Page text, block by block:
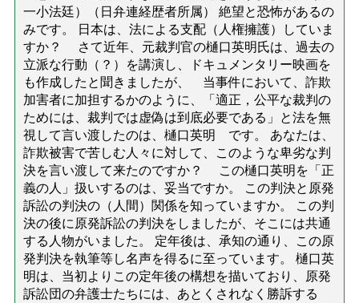
一小法廷）（日弁連経歴者所属） 絶望と恐怖があるの
みです。 日本は、法による支配（人権擁護）していま
すか？ さて近年、元裁判官の樋口英明氏は、過去の
立派な行動（？）を講演し、ドキュメンタリー映画を
も作成したと聞きましたが、 当事件において、詐欺
加害者に加担するかのように、「適正，公平な裁判の
ためには、裁判では虚偽は到底必要である」と法を無
視して言い渡したのは、樋口英明 です。 あなたは、
詐欺被害で苦しむ人々に対して、このような卑劣な判
決を言い渡して来たのですか？ この樋口英明を「正
義の人」扱いするのは、妥当ですか。 この判決と原発
訴訟の判決の（人間）関係を知っていますか。 この判
決の後に原発訴訟の判決をしましたが、そこには共通
する人物がいました。 定年後は、承知の通り、この原
発判決を執筆等し名声を得るに至っています。 樋口英
明は、当初よりこの定年後の構想を描いており、原発
訴訟団の弁護士たちには、あとくされなく勝訴する